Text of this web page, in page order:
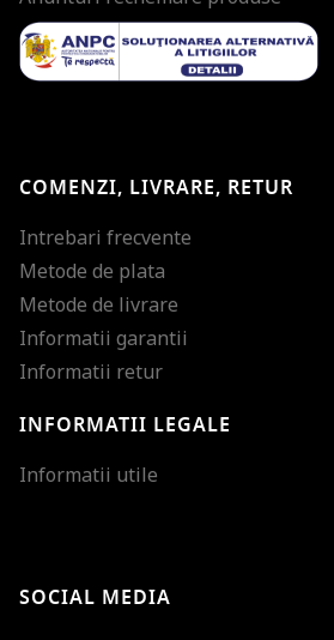
COMENZI, LIVRARE, RETUR
Intrebari frecvente
Metode de plata
Metode de livrare
Informatii garantii
Informatii retur
INFORMATII LEGALE
Informatii utile
SOCIAL MEDIA